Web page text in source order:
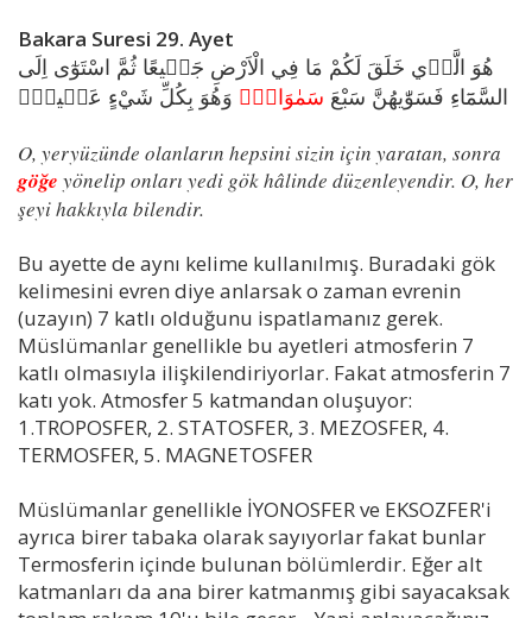
Bakara Suresi 29. Ayet
هُوَ الَّذ۪ي خَلَقَ لَكُمْ مَا فِي الْاَرْضِ جَم۪يعًا ثُمَّ اسْتَوٰٓى اِلَى
السَّمَٓاءِ فَسَوّٰيهُنَّ سَبْعَ سَمٰوَاتٍۜ وَهُوَ بِكُلِّ شَيْءٍ عَل۪يمٌ۟
O, yeryüzünde olanların hepsini sizin için yaratan, sonra
göğe yönelip onları yedi gök hâlinde düzenleyendir. O, her
şeyi hakkıyla bilendir.
Bu ayette de aynı kelime kullanılmış. Buradaki gök
kelimesini evren diye anlarsak o zaman evrenin
(uzayın) 7 katlı olduğunu ispatlamanız gerek.
Müslümanlar genellikle bu ayetleri atmosferin 7
katlı olmasıyla ilişkilendiriyorlar. Fakat atmosferin 7
katı yok. Atmosfer 5 katmandan oluşuyor:
1.TROPOSFER, 2. STATOSFER, 3. MEZOSFER, 4.
TERMOSFER, 5. MAGNETOSFER
Müslümanlar genellikle İYONOSFER ve EKSOZFER'i
ayrıca birer tabaka olarak sayıyorlar fakat bunlar
Termosferin içinde bulunan bölümlerdir. Eğer alt
katmanları da ana birer katmanmış gibi sayacaksak